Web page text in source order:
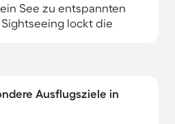
See zu entspannten
lockt die
Ruinen ringsum
Geschichte von Pirovac
Ausflugsziele in